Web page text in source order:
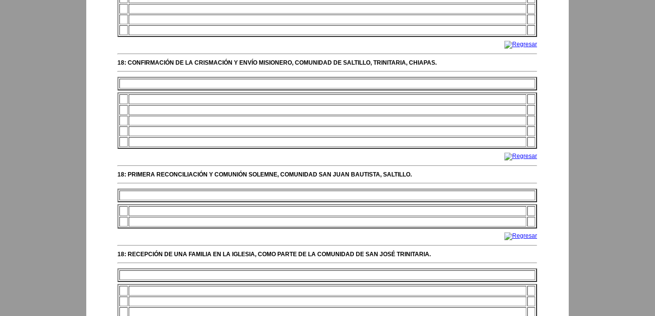
18: CONFIRMACIÓN DE LA CRISMACIÓN Y ENVÍO MISIONERO, COMUNIDAD DE SALTILLO, TRINITARIA, CHIAPAS.
18: PRIMERA RECONCILIACIÓN Y COMUNIÓN SOLEMNE, COMUNIDAD SAN JUAN BAUTISTA, SALTILLO.
18: RECEPCIÓN DE UNA FAMILIA EN LA IGLESIA, COMO PARTE DE LA COMUNIDAD DE SAN JOSÉ TRINITARIA.